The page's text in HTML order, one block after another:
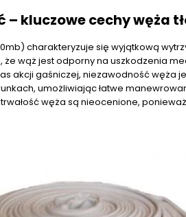
kluczowe cechy węża
charakteryzuje się wyjątkową
wąż jest odporny na uszkodzenia
akcji gaśniczej, niezawodność węża
umożliwiając łatwe
węża są nieocenione,